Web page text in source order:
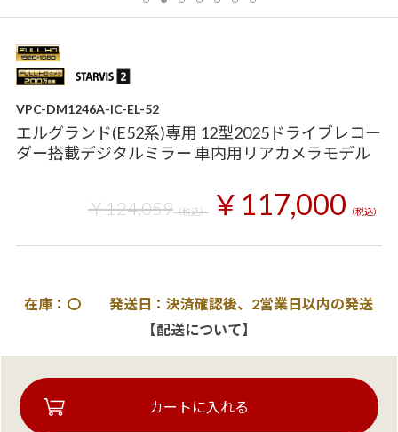
VPC-DM1246A-IC-EL-52
エルグランド(E52系)専用 12型2025ドライブレコー
ダー搭載デジタルミラー 車内用リアカメラモデル
￥124,059（税込） ￥117,000 （税込）
在庫：〇 発送日：決済確認後、2営業日以内の発送
【配送について】